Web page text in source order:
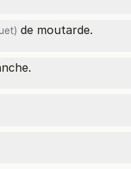
de moutarde.